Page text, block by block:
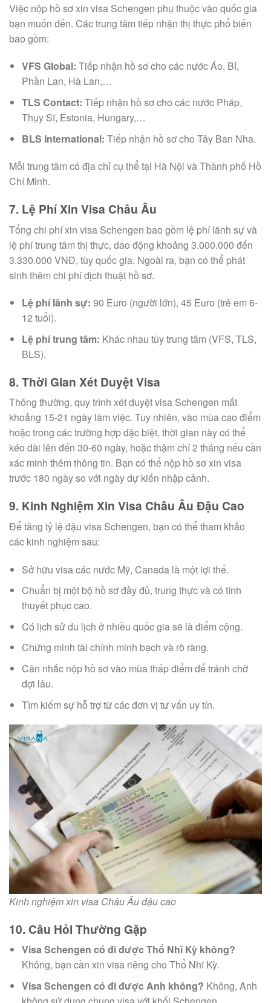
Việc nộp hồ sơ xin visa Schengen phụ thuộc vào quốc gia
bạn muốn đến. Các trung tâm tiếp nhận thị thực phổ biến
bao gồm:
VFS Global: Tiếp nhận hồ sơ cho các nước Áo, Bỉ,
Phần Lan, Hà Lan,…
TLS Contact: Tiếp nhận hồ sơ cho các nước Pháp,
Thụy Sĩ, Estonia, Hungary,…
BLS International: Tiếp nhận hồ sơ cho Tây Ban Nha.
Mỗi trung tâm có địa chỉ cụ thể tại Hà Nội và Thành phố Hồ
Chí Minh.
7. Lệ Phí Xin Visa Châu Âu
Tổng chi phí xin visa Schengen bao gồm lệ phí lãnh sự và
lệ phí trung tâm thị thực, dao động khoảng 3.000.000 đến
3.330.000 VNĐ, tùy quốc gia. Ngoài ra, bạn có thể phát
sinh thêm chi phí dịch thuật hồ sơ.
Lệ phí lãnh sự: 90 Euro (người lớn), 45 Euro (trẻ em 6-
12 tuổi).
Lệ phí trung tâm: Khác nhau tùy trung tâm (VFS, TLS,
BLS).
8. Thời Gian Xét Duyệt Visa
Thông thường, quy trình xét duyệt visa Schengen mất
khoảng 15-21 ngày làm việc. Tuy nhiên, vào mùa cao điểm
hoặc trong các trường hợp đặc biệt, thời gian này có thể
kéo dài lên đến 30-60 ngày, hoặc thậm chí 2 tháng nếu cần
xác minh thêm thông tin. Bạn có thể nộp hồ sơ xin visa
trước 180 ngày so với ngày dự kiến nhập cảnh.
9. Kinh Nghiệm Xin Visa Châu Âu Đậu Cao
Để tăng tỷ lệ đậu visa Schengen, bạn có thể tham khảo
các kinh nghiệm sau:
Sở hữu visa các nước Mỹ, Canada là một lợi thế.
Chuẩn bị một bộ hồ sơ đầy đủ, trung thực và có tính
thuyết phục cao.
Có lịch sử du lịch ở nhiều quốc gia sẽ là điểm cộng.
Chứng minh tài chính minh bạch và rõ ràng.
Cân nhắc nộp hồ sơ vào mùa thấp điểm để tránh chờ
đợi lâu.
Tìm kiếm sự hỗ trợ từ các đơn vị tư vấn uy tín.
Kinh nghiệm xin visa Châu Âu đậu cao
10. Câu Hỏi Thường Gặp
Visa Schengen có đi được Thổ Nhĩ Kỳ không?
Không, bạn cần xin visa riêng cho Thổ Nhĩ Kỳ.
Visa Schengen có đi được Anh không? Không, Anh